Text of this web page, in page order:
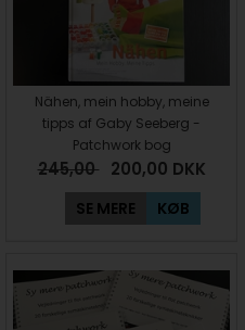
Nähen, mein hobby, meine
tipps af Gaby Seeberg -
Patchwork bog
245,00 200,00 DKK
SE MERE KØB